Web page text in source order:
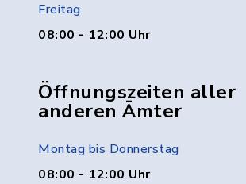
Freitag
08:00 - 12:00 Uhr
Öffnungszeiten aller
anderen Ämter
Montag bis Donnerstag
08:00 - 12:00 Uhr